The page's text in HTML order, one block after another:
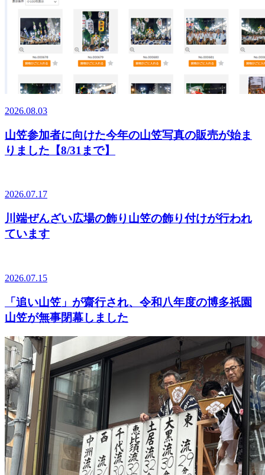
2026.08.03
山笠参加者に向けた今年の山笠写真の販売が始ま
りました【8/31まで】
2026.07.17
川端ぜんざい広場の飾り山笠の飾り付けが行われ
ています
2026.07.15
「追い山笠」が齋行され、令和八年度の博多祇園
山笠が無事閉幕しました